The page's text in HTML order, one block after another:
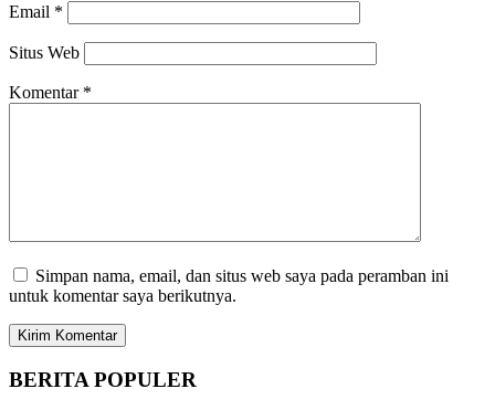
Email *
Situs Web
Komentar *
Simpan nama, email, dan situs web saya pada peramban ini
untuk komentar saya berikutnya.
BERITA POPULER